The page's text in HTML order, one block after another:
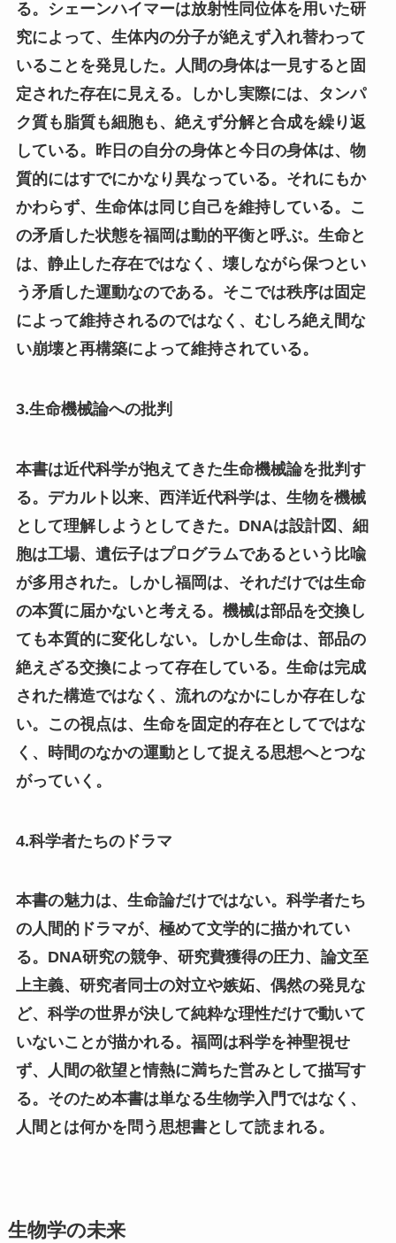
る。シェーンハイマーは放射性同位体を用いた研
究によって、生体内の分子が絶えず入れ替わって
いることを発見した。人間の身体は一見すると固
定された存在に見える。しかし実際には、タンパ
ク質も脂質も細胞も、絶えず分解と合成を繰り返
している。昨日の自分の身体と今日の身体は、物
質的にはすでにかなり異なっている。それにもか
かわらず、生命体は同じ自己を維持している。こ
の矛盾した状態を福岡は動的平衡と呼ぶ。生命と
は、静止した存在ではなく、壊しながら保つとい
う矛盾した運動なのである。そこでは秩序は固定
によって維持されるのではなく、むしろ絶え間な
い崩壊と再構築によって維持されている。
3.生命機械論への批判
本書は近代科学が抱えてきた生命機械論を批判す
る。デカルト以来、西洋近代科学は、生物を機械
として理解しようとしてきた。DNAは設計図、細
胞は工場、遺伝子はプログラムであるという比喩
が多用された。しかし福岡は、それだけでは生命
の本質に届かないと考える。機械は部品を交換し
ても本質的に変化しない。しかし生命は、部品の
絶えざる交換によって存在している。生命は完成
された構造ではなく、流れのなかにしか存在しな
い。この視点は、生命を固定的存在としてではな
く、時間のなかの運動として捉える思想へとつな
がっていく。
4.科学者たちのドラマ
本書の魅力は、生命論だけではない。科学者たち
の人間的ドラマが、極めて文学的に描かれてい
る。DNA研究の競争、研究費獲得の圧力、論文至
上主義、研究者同士の対立や嫉妬、偶然の発見な
ど、科学の世界が決して純粋な理性だけで動いて
いないことが描かれる。福岡は科学を神聖視せ
ず、人間の欲望と情熱に満ちた営みとして描写す
る。そのため本書は単なる生物学入門ではなく、
人間とは何かを問う思想書として読まれる。
生物学の未来